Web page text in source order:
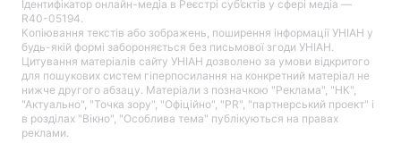
Ідентифікатор онлайн-медіа в Реєстрі суб’єктів у сфері медіа —
R40-05194.
Копіювання текстів або зображень, поширення інформації УНІАН у
будь-якій формі забороняється без письмової згоди УНІАН.
Цитування матеріалів сайту УНІАН дозволено за умови відкритого
для пошукових систем гіперпосилання на конкретний матеріал не
нижче другого абзацу. Матеріали з позначкою "Реклама", "НК",
"Актуально", "Точка зору", "Офіційно", "PR", "партнерський проект" і
в розділах "Вікно", "Особлива тема" публікуються на правах
реклами.